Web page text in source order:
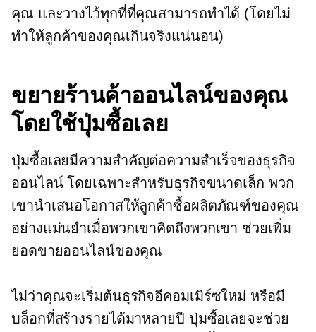
คุณ และวางไว้ทุกที่ที่คุณสามารถทำได้ (โดยไม่
ทำให้ลูกค้าของคุณเกินจริงแน่นอน)
ขยายร้านค้าออนไลน์ของคุณ
โดยใช้ปุ่มซื้อเลย
ปุ่มซื้อเลยมีความสำคัญต่อความสำเร็จของธุรกิจ
ออนไลน์ โดยเฉพาะสำหรับธุรกิจขนาดเล็ก พวก
เขานำเสนอโอกาสให้ลูกค้าซื้อผลิตภัณฑ์ของคุณ
อย่างแม่นยำเมื่อพวกเขาคิดถึงพวกเขา ช่วยเพิ่ม
ยอดขายออนไลน์ของคุณ
ไม่ว่าคุณจะเริ่มต้นธุรกิจอีคอมเมิร์ซใหม่ หรือมี
บล็อกที่สร้างรายได้มาหลายปี ปุ่มซื้อเลยจะช่วย